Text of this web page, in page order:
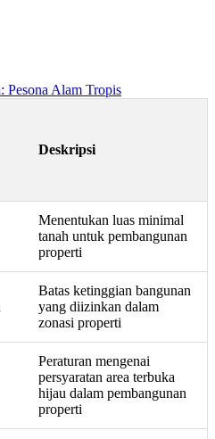
Pesona Alam Tropis
Deskripsi
Menentukan luas minimal
tanah untuk pembangunan
properti
Batas ketinggian bangunan
yang diizinkan dalam
zonasi properti
Peraturan mengenai
persyaratan area terbuka
hijau dalam pembangunan
properti